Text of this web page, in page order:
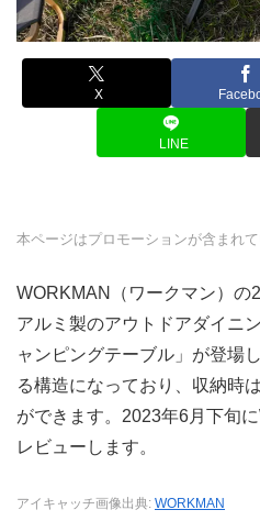
X
LINE
本ページはプロモーションが含まれ
WORKMAN（ワークマン）の
アルミ製のアウトドアダイニ
ャンピングテーブル」が登場
る構造になっており、収納時
ができます。2023年6月下旬
レビューします。
アイキャッチ画像出典: WORKMAN